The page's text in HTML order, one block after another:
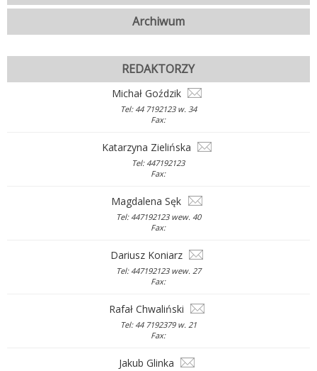
Archiwum
REDAKTORZY
Michał Goździk
Tel: 44 7192123 w. 34
Fax:
Katarzyna Zielińska
Tel: 447192123
Fax:
Magdalena Sęk
Tel: 447192123 wew. 40
Fax:
Dariusz Koniarz
Tel: 447192123 wew. 27
Fax:
Rafał Chwaliński
Tel: 44 7192379 w. 21
Fax:
Jakub Glinka